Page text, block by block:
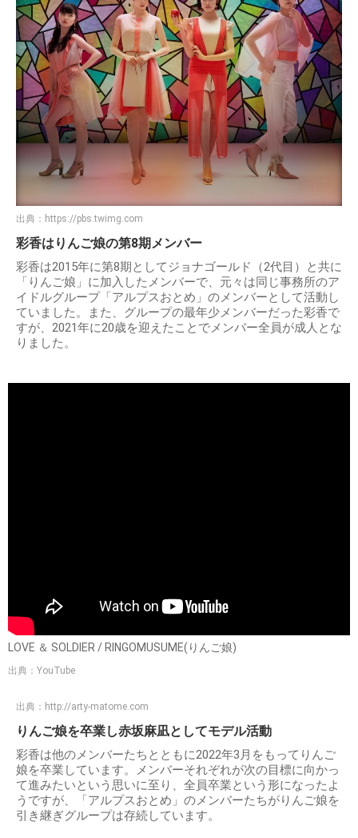
出典： https://pbs.twimg.com
彩香はりんご娘の第8期メンバー
彩香は2015年に第8期としてジョナゴールド（2代目）と共に
「りんご娘」に加入したメンバーで、元々は同じ事務所のア
イドルグループ「アルプスおとめ」のメンバーとして活動し
ていました。また、グループの最年少メンバーだった彩香で
すが、2021年に20歳を迎えたことでメンバー全員が成人とな
りました。
LOVE ＆ SOLDIER / RINGOMUSUME(りんご娘)
出典：YouTube
出典： http://arty-matome.com
りんご娘を卒業し赤坂麻凪としてモデル活動
彩香は他のメンバーたちとともに2022年3月をもってりんご
娘を卒業しています。メンバーそれぞれが次の目標に向かっ
て進みたいという思いに至り、全員卒業という形になったよ
うですが、「アルプスおとめ」のメンバーたちがりんご娘を
引き継ぎグループは存続しています。